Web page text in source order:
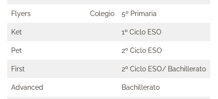
Flyers Colegio 5º Primaria
Ket 1º Ciclo ESO
Pet 2º Ciclo ESO
First 2º Ciclo ESO/ Bachillerato
Advanced Bachillerato